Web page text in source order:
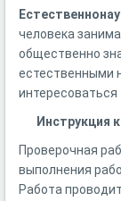
человека
общественно
естественными
интересоваться
Инструкция
Проверочная
выполнения
Работа